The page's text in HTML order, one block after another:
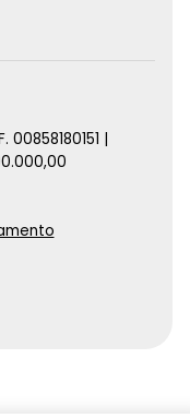
00858180151 |